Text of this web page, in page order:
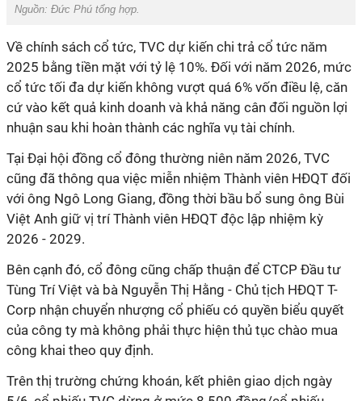
Nguồn: Đức Phú tổng hợp.
Về chính sách cổ tức, TVC dự kiến chi trả cổ tức năm
2025 bằng tiền mặt với tỷ lệ 10%. Đối với năm 2026, mức
cổ tức tối đa dự kiến không vượt quá 6% vốn điều lệ, căn
cứ vào kết quả kinh doanh và khả năng cân đối nguồn lợi
nhuận sau khi hoàn thành các nghĩa vụ tài chính.
Tại Đại hội đồng cổ đông thường niên năm 2026, TVC
cũng đã thông qua việc miễn nhiệm Thành viên HĐQT đối
với ông Ngô Long Giang, đồng thời bầu bổ sung ông Bùi
Việt Anh giữ vị trí Thành viên HĐQT độc lập nhiệm kỳ
2026 - 2029.
Bên cạnh đó, cổ đông cũng chấp thuận để CTCP Đầu tư
Tùng Trí Việt và bà Nguyễn Thị Hằng - Chủ tịch HĐQT T-
Corp nhận chuyển nhượng cổ phiếu có quyền biểu quyết
của công ty mà không phải thực hiện thủ tục chào mua
công khai theo quy định.
Trên thị trường chứng khoán, kết phiên giao dịch ngày